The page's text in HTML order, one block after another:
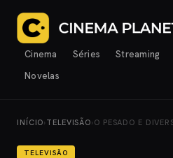
Cinema Séries Streaming
Novelas
INÍCIO› TELEVISÃO› O PESADO E
TELEVISÃO